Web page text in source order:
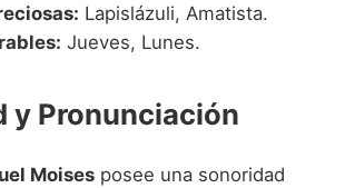
Lapislázuli, Amatista.
Jueves, Lunes.
y Pronunciación
Moises posee una sonoridad